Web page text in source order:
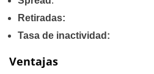
Retiradas:
Tasa de inactividad:
Ventajas